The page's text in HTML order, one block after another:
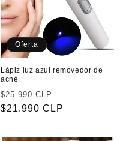
Oferta
Lápiz luz azul removedor de
acné
Precio
habitual
$25.990 CLP
de
$21.990 CLP